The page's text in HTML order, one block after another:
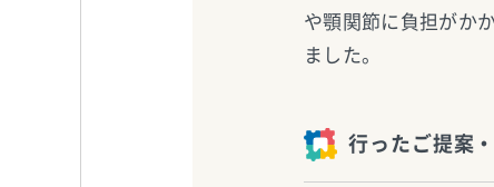
や顎関節に負担がか
ました。
行ったご提案